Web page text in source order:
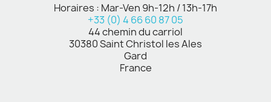
Horaires : Mar-Ven 9h-12h / 13h-17h
+33 (0) 4 66 60 87 05
44 chemin du carriol
30380 Saint Christol les Ales
Gard
France